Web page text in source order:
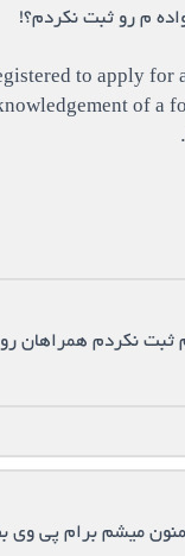
م رو ثبت نکردم؟!
to apply
of a
نکردم همراهان رو
میشم برام پی وی